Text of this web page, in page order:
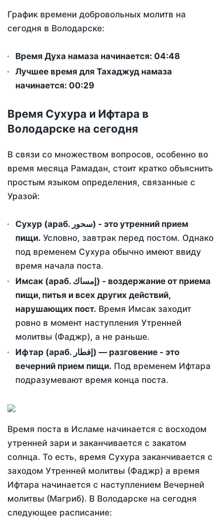
График времени добровольных молитв на
сегодня в Володарске:
Время Духа намаза начинается: 04:48
Лучшее время для Тахаджуд намаза
начинается: 00:29
Время Сухура и Ифтара в
Володарске на сегодня
В связи со множеством вопросов, особенно во
время месяца Рамадан, стоит кратко объяснить
простым языком определения, связанные с
Уразой:
Сухур (араб. سحور) - это утренний прием
пищи. Условно, завтрак перед постом. Однако
под временем Сухура обычно имеют ввиду
время начала поста.
Имсак (араб. إمساك) - воздержание от приема
пищи, питья и всех других действий,
нарушающих пост. Время Имсак заходит
ровно в момент наступления Утренней
молитвы (Фаджр), а не раньше.
Ифтар (араб. إفطار) — разговение - это
вечерний прием пищи. Под временем Ифтара
подразумевают время конца поста.
Время поста в Исламе начинается с восходом
утренней зари и заканчивается с закатом
солнца. То есть, время Сухура заканчивается с
заходом Утренней молитвы (Фаджр) а время
Ифтара начинается с наступлением Вечерней
молитвы (Магриб). В Володарске на сегодня
следующее расписание: